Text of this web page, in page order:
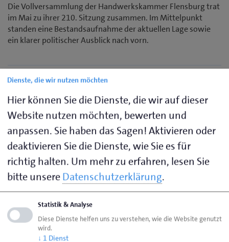
Die Vollversammlung der Handwerkskammer Flensburg trat
im Mai zu ihrer 210. Sitzung zusammen. Im Mittelpunkt
standen eine Bestandsaufnahme der aktuellen Lage sowie
ein klarer politischer Ausblick nach vorn.
Handwerkstour mit Wirtschaftsminister Claus
Ruhe Madsen
Wirtschaftsminister Claus Ruhe Madsen besuchte auf seiner
diesjährigen Handwerkstour an der Westküste gemeinsam
mit unserem Präsident Jörn Arp und Hauptgeschäftsführer
Björn Geertz drei Handwerksbetriebe in Dithmarschen und
Nordfriesland.
Schiffbrücke: Erreichbarkeit für Unternehmen
essenziell
Zwei von drei Betrieben erwarten bei einer Vollsperrung der
Schiffbrücke negative Folgen. Das hat eine Umfrage von IHK
Dienste, die wir nutzen möchten
Hier können Sie die Dienste, die wir auf dieser
Website nutzen möchten, bewerten und
anpassen. Sie haben das Sagen! Aktivieren oder
deaktivieren Sie die Dienste, wie Sie es für
richtig halten. Um mehr zu erfahren, lesen Sie
bitte unsereDatenschutzerklärung.
Statistik & Analyse
Diese Dienste helfen uns zu verstehen, wie die Website genutzt
wird.
↓ 1 Dienst